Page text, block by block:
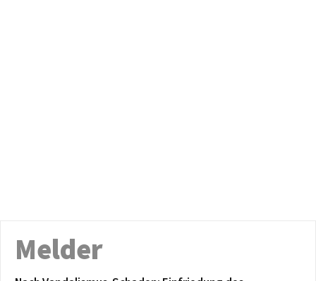
Melder